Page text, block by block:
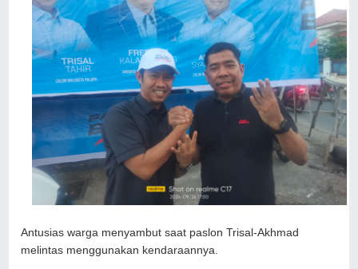
Antusias warga menyambut saat paslon Trisal-Akhmad
melintas menggunakan kendaraannya.